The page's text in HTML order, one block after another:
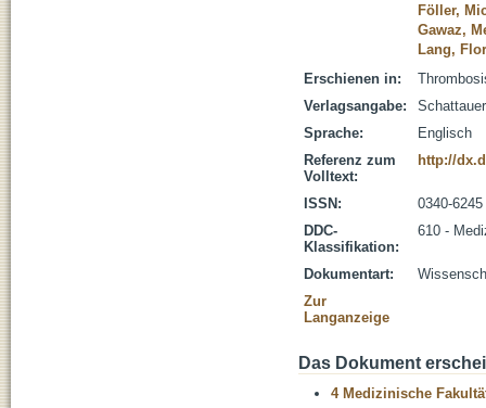
Föller,
Gawaz,
Lang,
Erschienen in:
Verlagsangabe:
Sprache:
Englisch
Referenz zum
Volltext:
http://
ISSN:
0340-6245
DDC-
Klassifikation:
610 -
Dokumentart:
Zur
Langanzeige
Das Dokument
4 Medizinische